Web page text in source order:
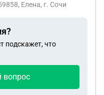
развода я не
Елена, г. Сочи
подскажет, что
вопрос